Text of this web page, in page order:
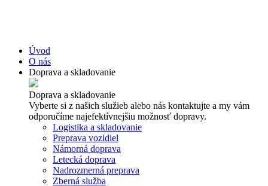
Úvod
O nás
Doprava a skladovanie
Doprava a skladovanie
Vyberte si z našich služieb alebo nás kontaktujte a my vám
odporučíme najefektívnejšiu možnosť dopravy.
Logistika a skladovanie
Preprava vozidiel
Námorná doprava
Letecká doprava
Nadrozmerná preprava
Zberná služba